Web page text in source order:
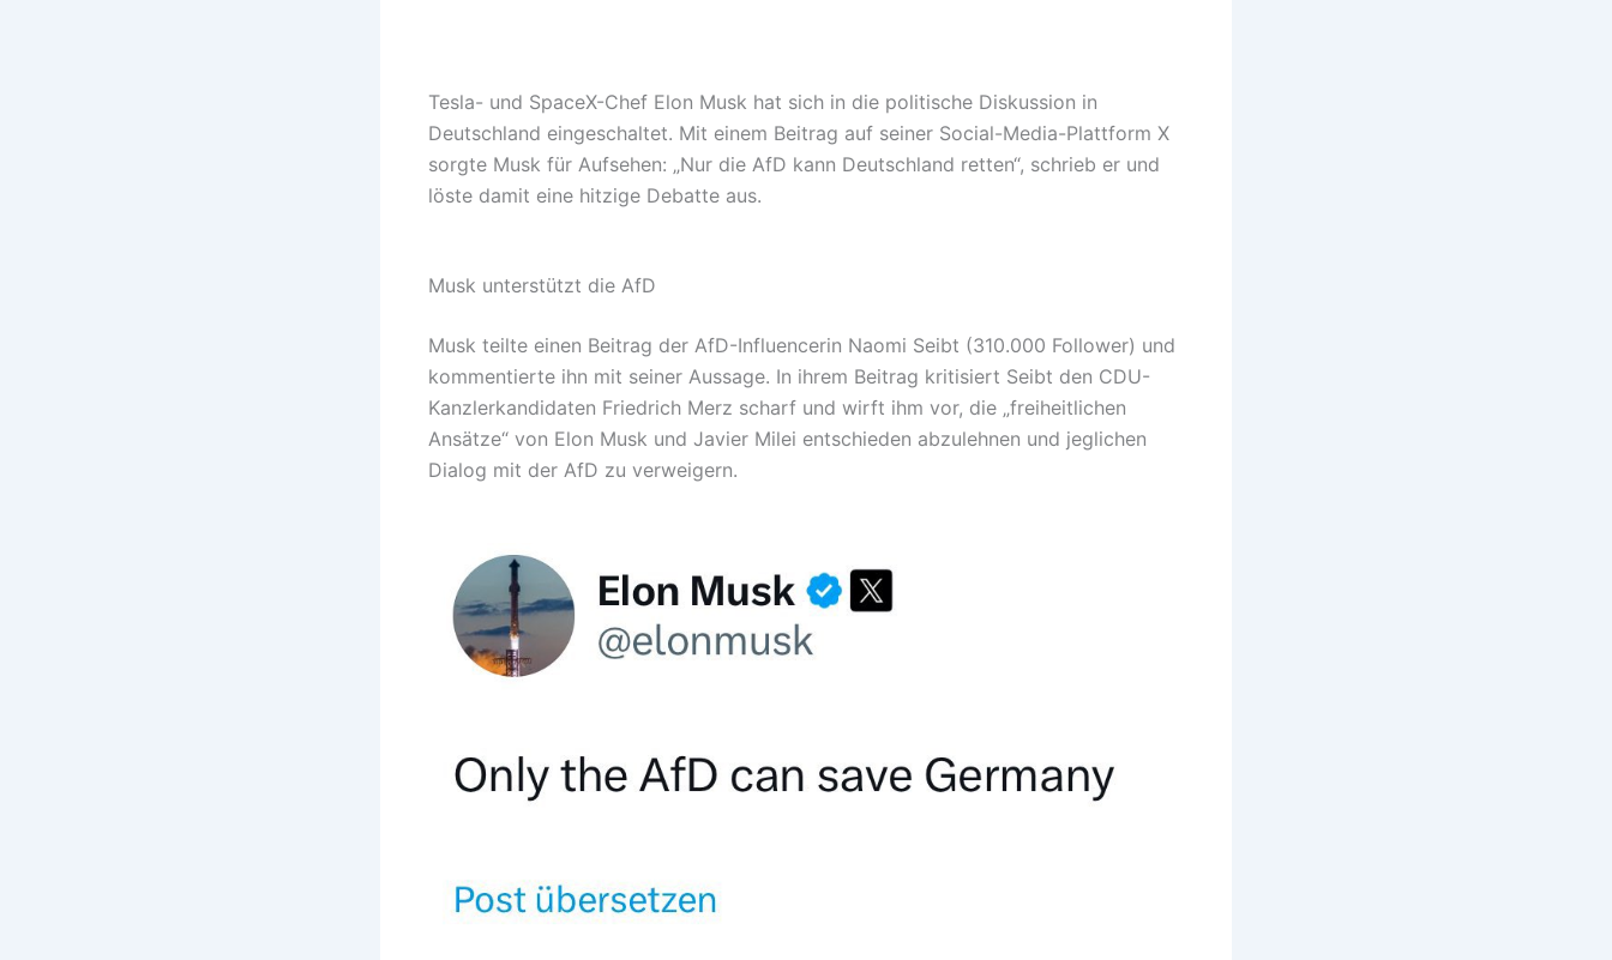
Tesla- und SpaceX-Chef Elon Musk hat sich in die politische Diskussion in
Deutschland eingeschaltet. Mit einem Beitrag auf seiner Social-Media-Plattform X
sorgte Musk für Aufsehen: „Nur die AfD kann Deutschland retten“, schrieb er und
löste damit eine hitzige Debatte aus.
Musk unterstützt die AfD
Musk teilte einen Beitrag der AfD-Influencerin Naomi Seibt (310.000 Follower) und
kommentierte ihn mit seiner Aussage. In ihrem Beitrag kritisiert Seibt den CDU-
Kanzlerkandidaten Friedrich Merz scharf und wirft ihm vor, die „freiheitlichen
Ansätze“ von Elon Musk und Javier Milei entschieden abzulehnen und jeglichen
Dialog mit der AfD zu verweigern.